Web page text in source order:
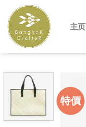
content
主页
特價